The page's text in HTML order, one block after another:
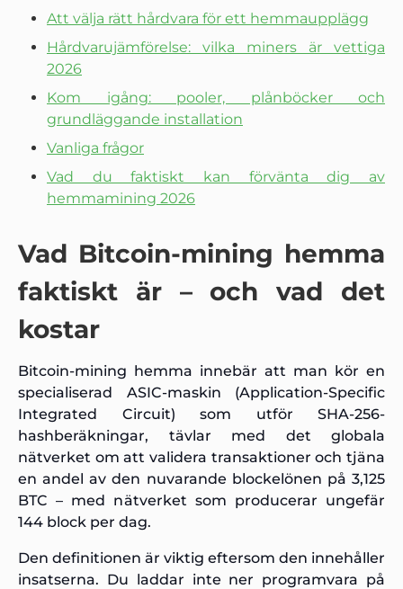
Att välja rätt hårdvara för ett hemmaupplägg
Hårdvarujämförelse: vilka miners är vettiga
2026
Kom igång: pooler, plånböcker och
grundläggande installation
Vanliga frågor
Vad du faktiskt kan förvänta dig av
hemmamining 2026
Vad Bitcoin-mining hemma
faktiskt är – och vad det
kostar
Bitcoin-mining hemma innebär att man kör en
specialiserad ASIC-maskin (Application-Specific
Integrated Circuit) som utför SHA-256-
hashberäkningar, tävlar med det globala
nätverket om att validera transaktioner och tjäna
en andel av den nuvarande blockelönen på 3,125
BTC – med nätverket som producerar ungefär
144 block per dag.
Den definitionen är viktig eftersom den innehåller
insatserna. Du laddar inte ner programvara på